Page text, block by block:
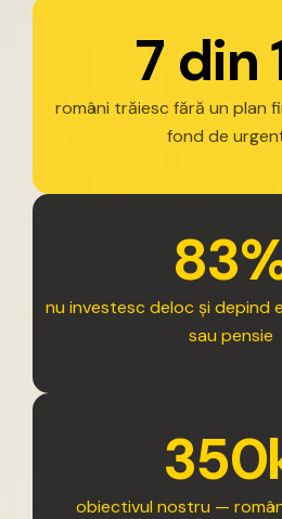
7 din
români trăiesc fără un plan
fond de
83
nu investesc deloc și depind
sau pensie
350
obiectivul nostru —